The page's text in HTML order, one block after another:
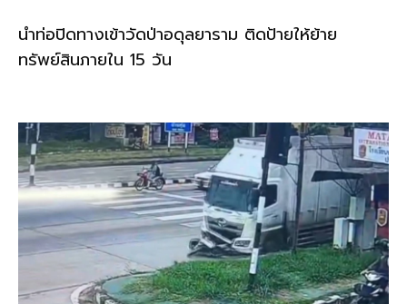
นำท่อปิดทางเข้าวัดป่าอดุลยาราม ติดป้ายให้ย้าย
ทรัพย์สินภายใน 15 วัน